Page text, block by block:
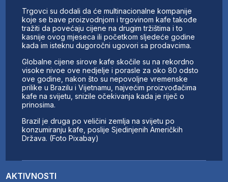
AKTIVNOSTI
Trgovci su dodali da će multinacionalne kompanije
koje se bave proizvodnjom i trgovinom kafe takođe
tražiti da povećaju cijene na drugim tržištima i to
kasnije ovog mjeseca ili početkom sljedeće godine
kada im isteknu dugoročni ugovori sa prodavcima.
Globalne cijene sirove kafe skočile su na rekordno
visoke nivoe ove nedjelje i porasle za oko 80 odsto
ove godine, nakon što su nepovoljne vremenske
prilike u Brazilu i Vijetnamu, najvećim proizvođačima
kafe na svijetu, snizile očekivanja kada je riječ o
prinosima.
Brazil je druga po veličini zemlja na svijetu po
konzumiranju kafe, poslije Sjedinjenih Američkih
Država. (Foto Pixabay)